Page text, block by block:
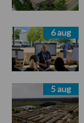
6 aug
5 aug